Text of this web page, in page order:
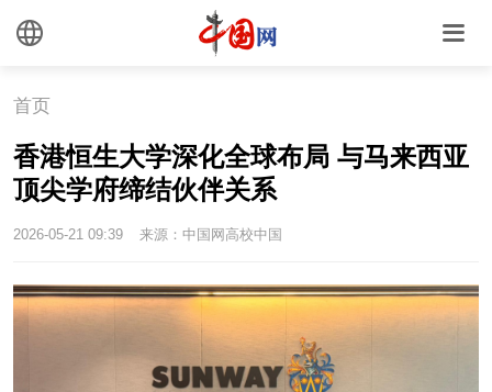
首页
香港恒生大学深化全球布局 与马来西亚
顶尖学府缔结伙伴关系
2026-05-21 09:39 来源：中国网高校中国